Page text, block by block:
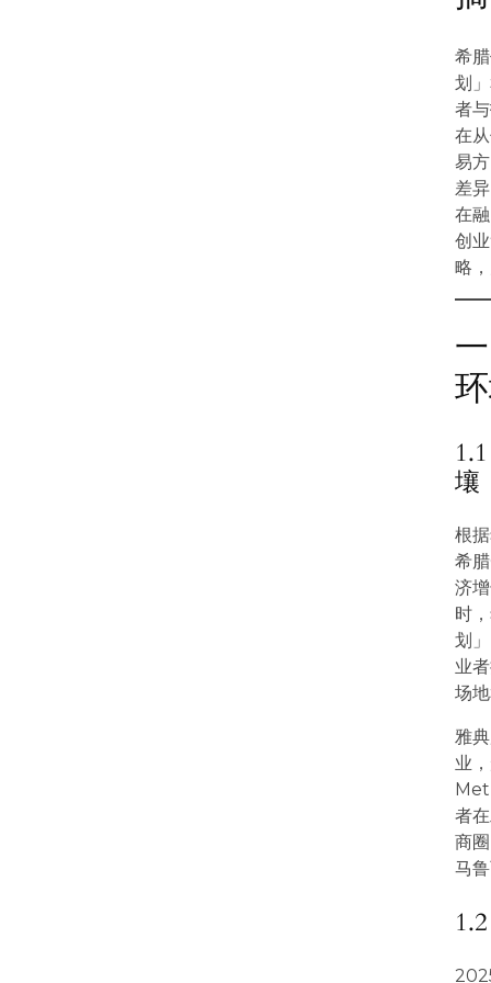
希
划
者
在
易
差
在
创
略
壤
根
希
济
时
划
业
场
雅
业
者
商
马